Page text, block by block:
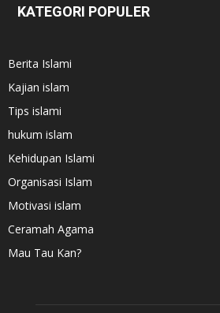
KATEGORI POPULER
Berita Islami
Kajian islam
Tips islami
hukum islam
Kehidupan Islami
Organisasi Islam
Motivasi islam
Ceramah Agama
Mau Tau Kan?